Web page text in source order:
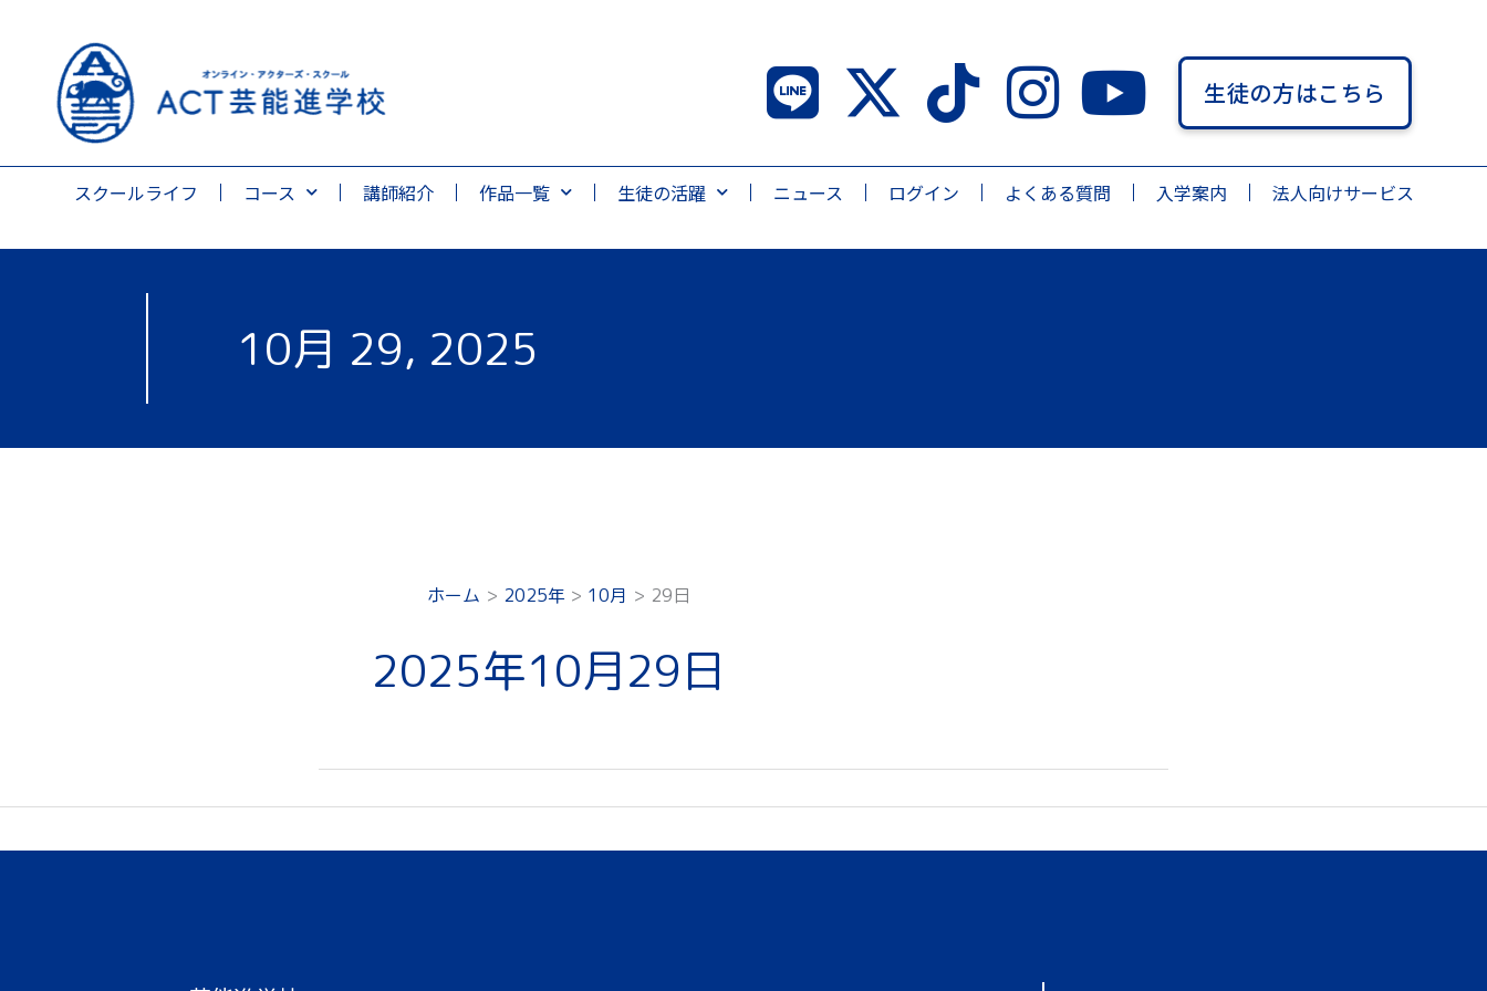
生徒の方はこちら
スクールライフ コース 講師紹介 作品一覧 生徒の活躍 ニュース ログイン よくある質問 入学案内 法人向けサービス
10月 29, 2025
ホーム 2025年 10月 29日
2025年10月29日